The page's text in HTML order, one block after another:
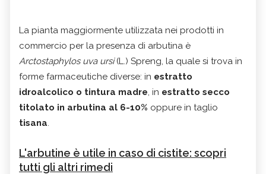
La pianta maggiormente utilizzata nei prodotti in
commercio per la presenza di arbutina è
Arctostaphylos uva ursi(L.) Spreng, la quale si trova in
forme farmaceutiche diverse: in estratto
idroalcolico o tintura madre , in estratto secco
titolato in arbutina al 6-10% oppure in taglio
tisana
L'arbutine è utile in caso di cistite: scopri
tutti gli altri rimedi